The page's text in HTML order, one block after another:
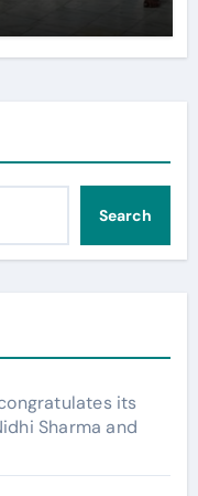
Search
its
Sharma and